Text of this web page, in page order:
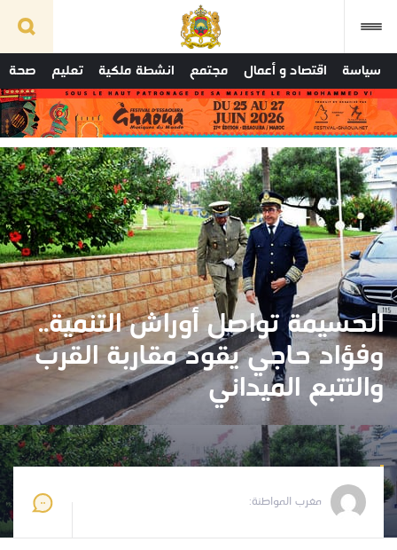
سياسة اقتصاد و أعمال مجتمع انشطة ملكية تعليم صحة
الحسيمة تواصل أوراش التنمية..
وفؤاد حاجي يقود مقاربة القرب
والتتبع الميداني
مغرب المواطنة: